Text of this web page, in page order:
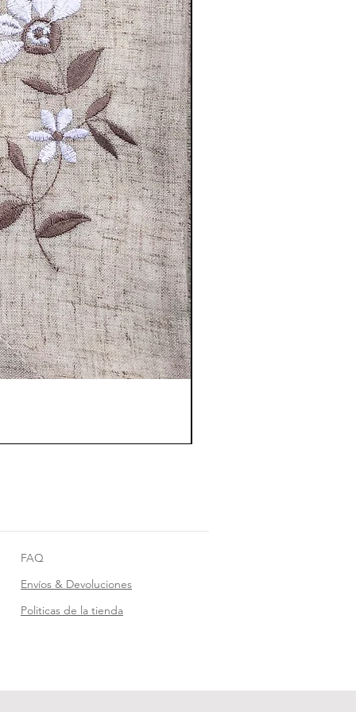
FAQ
Envíos & Devoluciones
Politicas de la tienda